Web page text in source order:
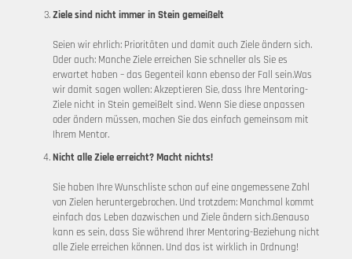
Ziele sind nicht immer in Stein gemeißelt
Seien wir ehrlich: Prioritäten und damit auch Ziele ändern sich.
Oder auch: Manche Ziele erreichen Sie schneller als Sie es
erwartet haben – das Gegenteil kann ebenso der Fall sein.Was
wir damit sagen wollen: Akzeptieren Sie, dass Ihre Mentoring-
Ziele nicht in Stein gemeißelt sind. Wenn Sie diese anpassen
oder ändern müssen, machen Sie das einfach gemeinsam mit
Ihrem Mentor.
Nicht alle Ziele erreicht? Macht nichts!
Sie haben Ihre Wunschliste schon auf eine angemessene Zahl
von Zielen heruntergebrochen. Und trotzdem: Manchmal kommt
einfach das Leben dazwischen und Ziele ändern sich.Genauso
kann es sein, dass Sie während Ihrer Mentoring-Beziehung nicht
alle Ziele erreichen können. Und das ist wirklich in Ordnung!